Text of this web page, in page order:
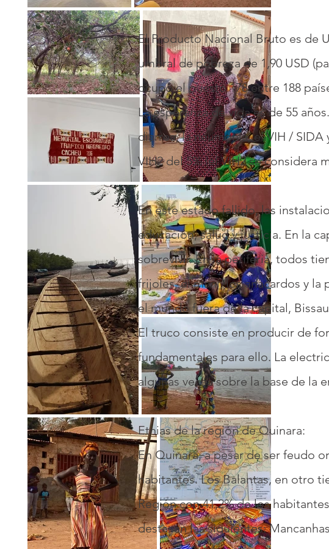
El Producto Nacional Bruto es de
umbral de pobreza de 1,90 USD
ocupó el puesto 178 entre 188
La esperanza de vida es de 55
diarrea, la neumonía, el VIH /
VIH2 del 5% (el VIH2 se considera
En este estado fallido, las
educación, salud y justicia. En la
sobrevivir. En la periferia, todos
frijoles, el maní, los anacardos y
el mundo fuera de la capital,
El truco consiste en producir de
fundamentales para ello. La
algunas veces sobre la base de la
Etnias de la región de Quinara:
En Quinara, a pesar de ser feudo
habitantes. Los Balantas, en otro
Región con 41,2% de los
destacan las siguientes: